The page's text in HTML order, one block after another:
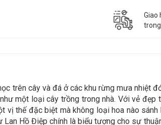
Giao
trên cây và đá ở các khu rừng mưa nhiệt
một loại cây trồng trong nhà. Với vẻ
vị thế đặc biệt mà không loại hoa nào
Hồ Điệp chính là biểu tượng cho sự